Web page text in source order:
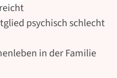
psychisch schlecht
in der Familie